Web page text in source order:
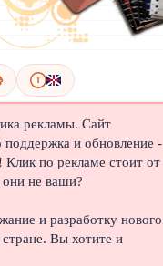
T
рекламы. Сайт
поддержка и обновление -
по рекламе стоит от
они не ваши?
и разработку нового
Вы хотите и